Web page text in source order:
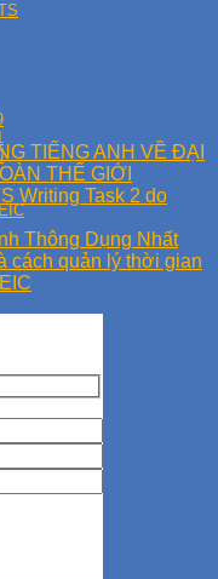
TIẾNG ANH VỀ ĐẠI
THẾ GIỚI
Writing Task 2 do
Thông Dụng Nhất
cách quản lý thời gian